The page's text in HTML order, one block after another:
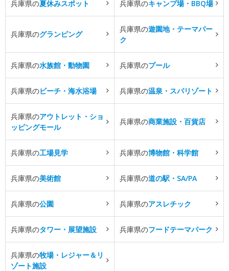
兵庫県の夏休みスポット 兵庫県のキャンプ場・BBQ場
兵庫県のグランピング
兵庫県の遊園地・テーマパー
ク
兵庫県の水族館・動物園 兵庫県のプール
兵庫県のビーチ・海水浴場 兵庫県の温泉・スパリゾート
兵庫県のアウトレット・ショ
ッピングモール
兵庫県の商業施設・百貨店
兵庫県の工場見学 兵庫県の博物館・科学館
兵庫県の美術館 兵庫県の道の駅・SA/PA
兵庫県の公園 兵庫県のアスレチック
兵庫県のタワー・展望施設 兵庫県のフードテーマパーク
兵庫県の牧場・レジャー＆リ
ゾート施設